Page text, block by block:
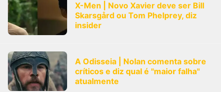
X-Men | Novo Xavier deve ser Bill
Skarsgård ou Tom Phelprey, diz
insider
A Odisseia | Nolan comenta sobre
críticos e diz qual é "maior falha"
atualmente